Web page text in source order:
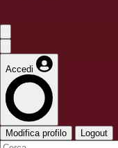
Accedi
Modifica profilo Logout